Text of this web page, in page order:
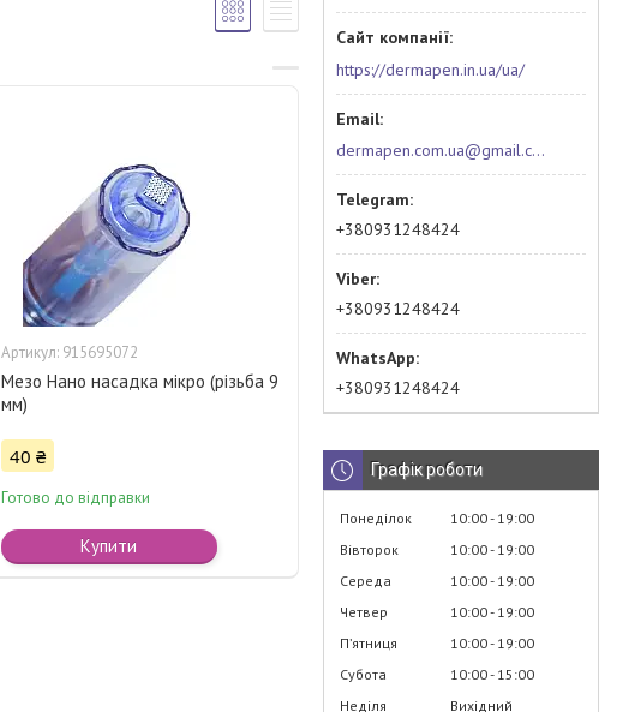
915695072
Мезо Нано насадка мікро (різьба 9
мм)
40 ₴
Готово до відправки
Купити
https://dermapen.in.ua/ua/
dermapen.com.ua@gmail.com
+380931248424
+380931248424
+380931248424
Графік роботи
Понеділок 10:00 19:00
Вівторок
10:00 19:00
Середа
10:00 19:00
Четвер
10:00 19:00
Пʼятниця
10:00 19:00
Субота
10:00 15:00
Неділя
Вихідний